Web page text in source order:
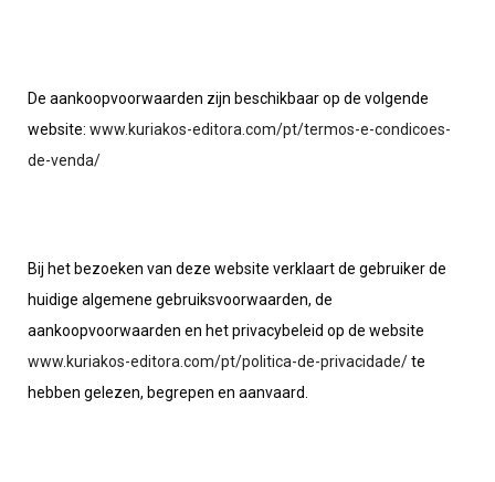
De aankoopvoorwaarden zijn beschikbaar op de volgende
website: www.kuriakos-editora.com/pt/termos-e-condicoes-
de-venda/
Bij het bezoeken van deze website verklaart de gebruiker de
huidige algemene gebruiksvoorwaarden, de
aankoopvoorwaarden en het privacybeleid op de website
www.kuriakos-editora.com/pt/politica-de-privacidade/te
hebben gelezen, begrepen en aanvaard.